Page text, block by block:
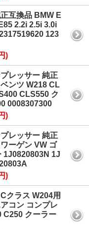
互換品 BMW E
2.2i 2.5i 3.0i
123
)
レッサー 純正
ンツ W218 CL
CLS550 ク
0008307300
)
レッサー 純正
ーゲン VW ゴ
1J0820803N 1J
)
クラス W204用
コン コンプレ
C250 クーラー